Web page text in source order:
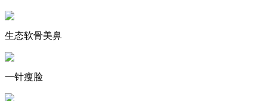
生态软骨美鼻
一针瘦脸